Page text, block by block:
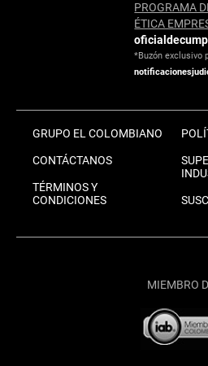
PROGRAMA
ÉTICA
*Buzón exclusivo
GRUPO EL COLOMBIANO
CONTÁCTANOS
TÉRMINOS Y
CONDICIONES
MIEMBRO